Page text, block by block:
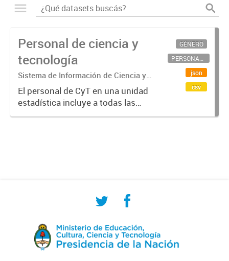
Personal de ciencia y
tecnología
Sistema de Información de Ciencia y
Tecnología Argentino (SICYTAR)
El personal de CyT en una unidad
estadística incluye a todas las
personas involucradas
GÉNERO
PERSONAL CIENTÍFICO-TECNOLÓGICO
json
csv